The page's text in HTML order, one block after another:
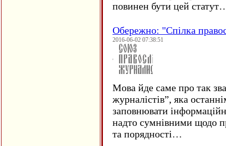
повинен бути цей
Обережно: "Спілка
2016-06-02 07:38:51
Мова йде саме про так
журналістів”, яка
заповнювати
надто сумнівними щодо
та порядності…